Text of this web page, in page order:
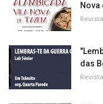
Nova
das